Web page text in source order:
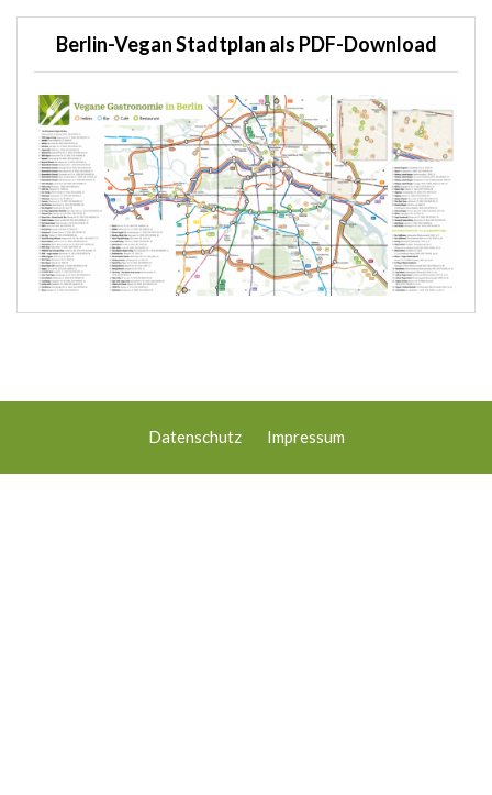
Berlin-Vegan Stadtplan als PDF-Download
Datenschutz Impressum